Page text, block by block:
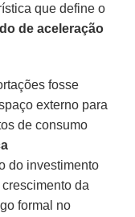
que define o
de aceleração
fosse
externo para
de consumo
do investimento
da
formal no